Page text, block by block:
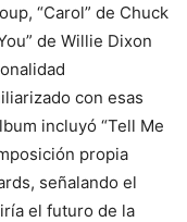
“Carol” de Chuck
de Willie Dixon
con esas
incluyó “Tell Me
propia
señalando el
el futuro de la